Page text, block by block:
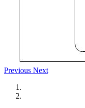
Previous Next